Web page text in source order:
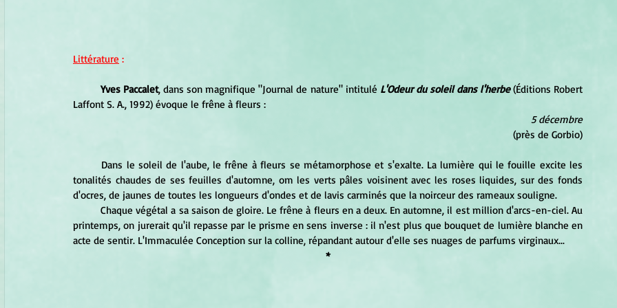
Littérature :
Yves Paccalet, dans son magnifique "Journal de nature" intitulé L'Odeur du soleil dans l'herbe (Éditions Robert
Laffont S. A., 1992) évoque le frêne à fleurs :
5 décembre
  (près de Gorbio)
tonalités chaudes de ses feuilles d'automne, om les verts pâles voisinent avec les roses liquides, sur des fonds
d'ocres, de jaunes de toutes les longueurs d'ondes et de lavis carminés que la noirceur des rameaux souligne.
	Chaque végétal a sa saison de gloire. Le frêne à fleurs en a deux. En automne, il est million d'arcs-en-ciel. Au
printemps, on jurerait qu'il repasse par le prisme en sens inverse : il n'est plus que bouquet de lumière blanche en
acte de sentir. L'Immaculée Conception sur la colline, répandant autour d'elle ses nuages de parfums virginaux...
*